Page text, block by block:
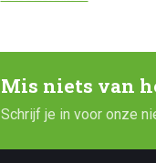
Mis niets van
Schrijf je in voor onze